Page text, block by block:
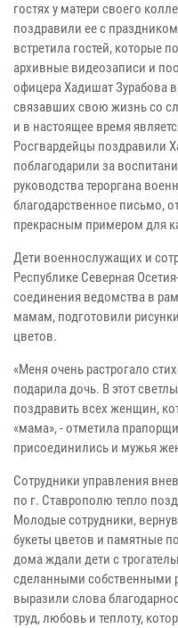
гостях у матери своего
поздравили ее с
встретила гостей, которые
архивные видеозаписи и
офицера Хадишат Зурабова
связавших свою жизнь со
и в настоящее время
Росгвардейцы поздравили
поблагодарили за
руководства тероргана
благодарственное письмо,
прекрасным примером для
Дети военнослужащих и
Республике Северная
соединения ведомства в
мамам, подготовили
цветов.
«Меня очень растрогало
подарила дочь. В этот
поздравить всех женщин,
«мама», - отметила
присоединились и мужья
Сотрудники управления
по г. Ставрополю тепло
Молодые сотрудники,
букеты цветов и памятные
дома ждали дети с
сделанными собственными
выразили слова
труд, любовь и теплоту,